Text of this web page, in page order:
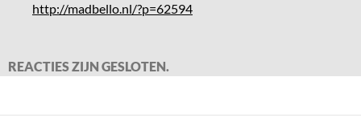
http://madbello.nl/?p=62594
REACTIES ZIJN GESLOTEN.